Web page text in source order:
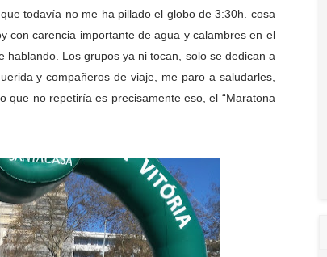
todavía no me ha pillado el globo de 3:30h. cosa
con carencia importante de agua y calambres en el
Los grupos ya ni tocan, solo se dedican a
y compañeros de viaje, me paro a saludarles,
que no repetiría es precisamente eso, el “Maratona